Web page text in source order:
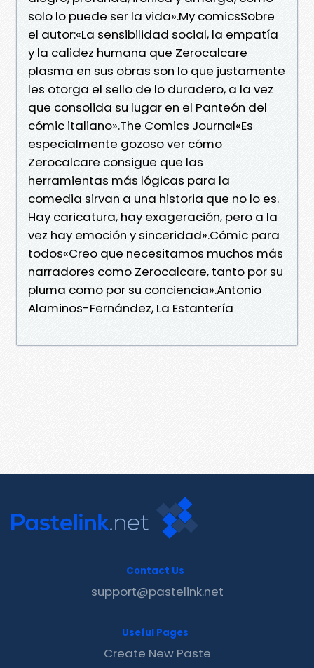
solo lo puede ser la vida».My comicsSobre
el autor:«La sensibilidad social, la empatía
y la calidez humana que Zerocalcare
plasma en sus obras son lo que justamente
les otorga el sello de lo duradero, a la vez
que consolida su lugar en el Panteón del
cómic italiano».The Comics Journal«Es
especialmente gozoso ver cómo
Zerocalcare consigue que las
herramientas más lógicas para la
comedia sirvan a una historia que no lo es.
Hay caricatura, hay exageración, pero a la
vez hay emoción y sinceridad».Cómic para
todos«Creo que necesitamos muchos más
narradores como Zerocalcare, tanto por su
pluma como por su conciencia».Antonio
Alaminos-Fernández, La Estantería
Contact Us
support@pastelink.net
Useful Pages
Create New Paste